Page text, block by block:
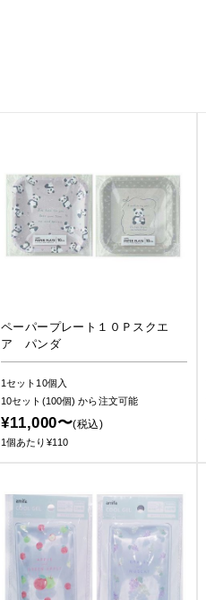
ペーパープレート１０Ｐスクエ
ア パンダ
1セット10個入
10セット(100個)から注文可能
¥11,000〜(税込)
1個あたり¥110